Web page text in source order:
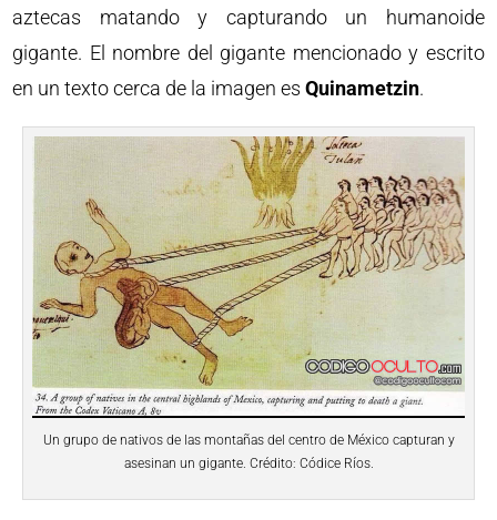
aztecas matando y capturando un humanoide
gigante. El nombre del gigante mencionado y escrito
en un texto cerca de la imagen esQuinametzin.
Un grupo de nativos de las montañas del centro de México capturan y
asesinan un gigante. Crédito: Códice Ríos.